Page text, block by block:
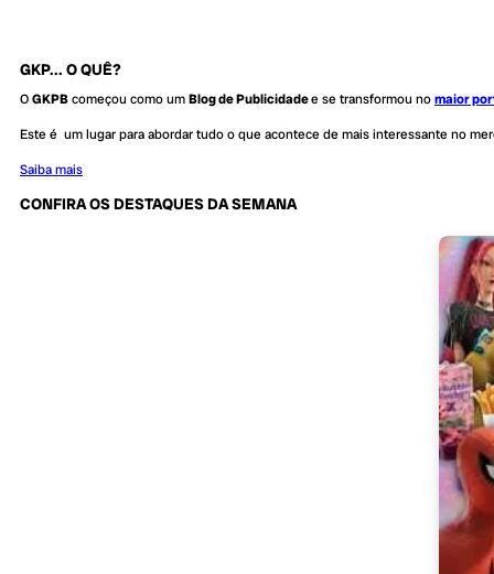
GKP... O QUÊ?
OGKPBcomeçou como umBlog de Publicidadee se transformou nomaior
Este é um lugar para abordar tudo o que acontece de mais interessante no
Saiba mais
CONFIRA OS DESTAQUES DA SEMANA